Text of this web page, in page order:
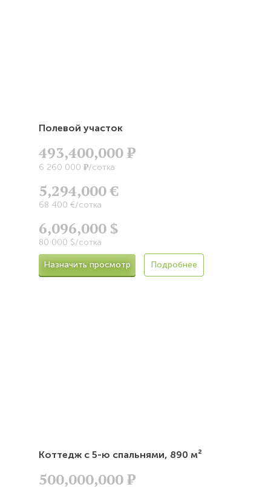
Полевой участок
493,400,000Р
6 260 000 Р/сотка
5,294,000 €
68 400 €/сотка
6,096,000 $
80 000 $/сотка
Назначить просмотр Подробнее
Коттедж с 5-ю спальнями, 890 м²
500,000,000Р